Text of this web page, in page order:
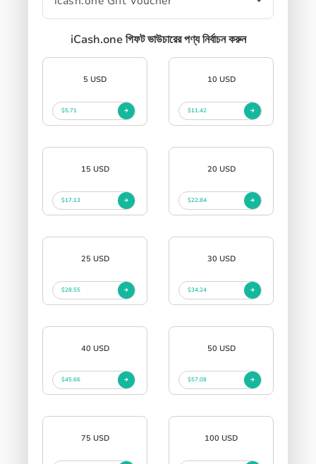
iCash.one গিফট ভাউচারের পণ্য নির্বাচন করুন
5 USD
$5.71
10 USD
$11.42
15 USD
$17.13
20 USD
$22.84
25 USD
$28.55
30 USD
$34.24
40 USD
$45.66
50 USD
$57.08
75 USD 100 USD